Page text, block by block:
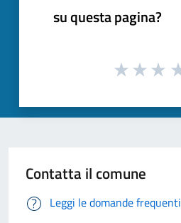
su questa pagina?
Contatta il comune
Leggi le domande frequenti